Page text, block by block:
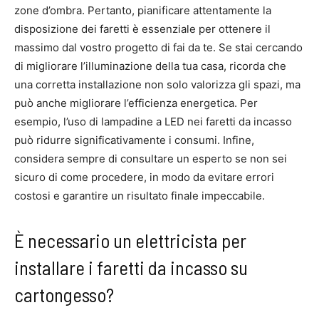
zone d’ombra. Pertanto, pianificare attentamente la
disposizione dei faretti è essenziale per ottenere il
massimo dal vostro progetto di fai da te. Se stai cercando
di migliorare l’illuminazione della tua casa, ricorda che
una corretta installazione non solo valorizza gli spazi, ma
può anche migliorare l’efficienza energetica. Per
esempio, l’uso di lampadine a LED nei faretti da incasso
può ridurre significativamente i consumi. Infine,
considera sempre di consultare un esperto se non sei
sicuro di come procedere, in modo da evitare errori
costosi e garantire un risultato finale impeccabile.
È necessario un elettricista per
installare i faretti da incasso su
cartongesso?